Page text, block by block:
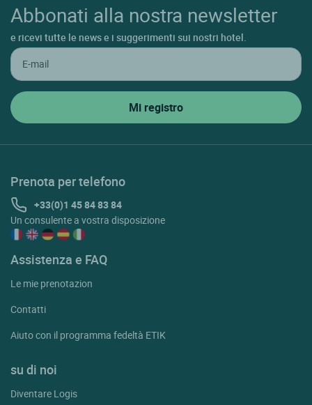
Abbonati alla nostra newsletter
e ricevi tutte le news e i suggerimenti sui nostri hotel.
Prenota per telefono
+33(0)1 45 84 83 84
Un consulente a vostra disposizione
Assistenza e FAQ
Le mie prenotazion
Contatti
Aiuto con il programma fedeltà ETIK
su di noi
Diventare Logis